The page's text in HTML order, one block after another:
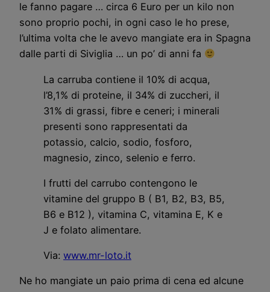
le fanno pagare … circa 6 Euro per un kilo non
sono proprio pochi, in ogni caso le ho prese,
l’ultima volta che le avevo mangiate era in Spagna
dalle parti di Siviglia … un po’ di anni fa
La carruba contiene il 10% di acqua,
l’8,1% di proteine, il 34% di zuccheri, il
31% di grassi, fibre e ceneri; i minerali
presenti sono rappresentati da
potassio, calcio, sodio, fosforo,
magnesio, zinco, selenio e ferro.
I frutti del carrubo contengono le
vitamine del gruppo B ( B1, B2, B3, B5,
B6 e B12 ), vitamina C, vitamina E, K e
J e folato alimentare.
Via: www.mr-loto.it
Ne ho mangiate un paio prima di cena ed alcune